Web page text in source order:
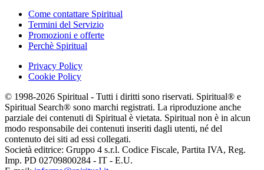
Come contattare Spiritual
Termini del Servizio
Promozioni e offerte
Perchè Spiritual
Privacy Policy
Cookie Policy
© 1998-2026 Spiritual - Tutti i diritti sono riservati. Spiritual® e
Spiritual Search® sono marchi registrati. La riproduzione anche
parziale dei contenuti di Spiritual è vietata. Spiritual non è in alcun
modo responsabile dei contenuti inseriti dagli utenti, né del
contenuto dei siti ad essi collegati.
Società editrice: Gruppo 4 s.r.l. Codice Fiscale, Partita IVA, Reg.
Imp. PD 02709800284 - IT - E.U.